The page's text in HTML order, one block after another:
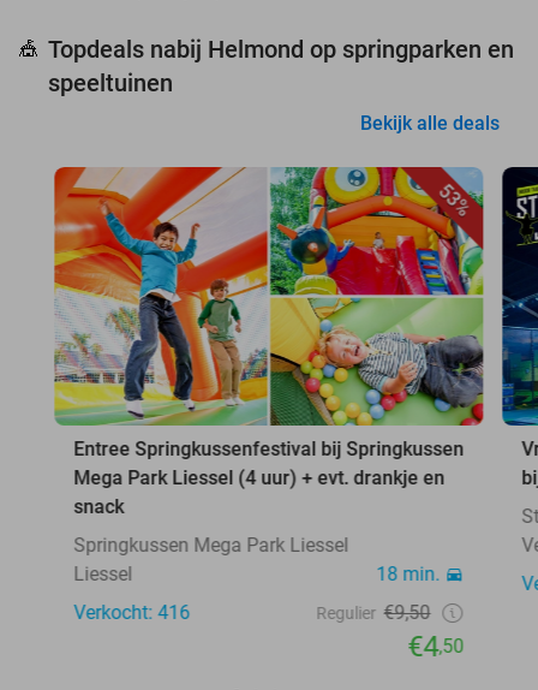
🎪 Topdeals nabij Helmond op springparken en
speeltuinen
Bekijk alle deals
53%
Entree Springkussenfestival bij Springkussen
Mega Park Liessel (4 uur) + evt. drankje en
snack
Springkussen Mega Park Liessel
Liessel
18 min.
Verkocht: 416
Regulier €9,50
€4,50